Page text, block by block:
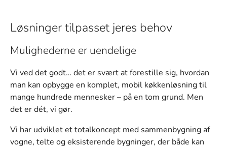
Løsninger tilpasset jeres behov
Mulighederne er uendelige
Vi ved det godt… det er svært at forestille sig, hvordan
man kan opbygge en komplet, mobil køkkenløsning til
mange hundrede mennesker – på en tom grund. Men
det er dét, vi gør.
Vi har udviklet et totalkoncept med sammenbygning af
vogne, telte og eksisterende bygninger, der både kan